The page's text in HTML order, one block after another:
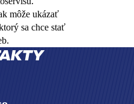
môže ukázať
sa chce stať